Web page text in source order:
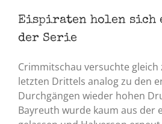
Eispiraten holen sich
der Serie
Crimmitschau versuchte gleich
letzten Drittels analog zu den
Durchgängen wieder hohen
Bayreuth wurde kaum aus der